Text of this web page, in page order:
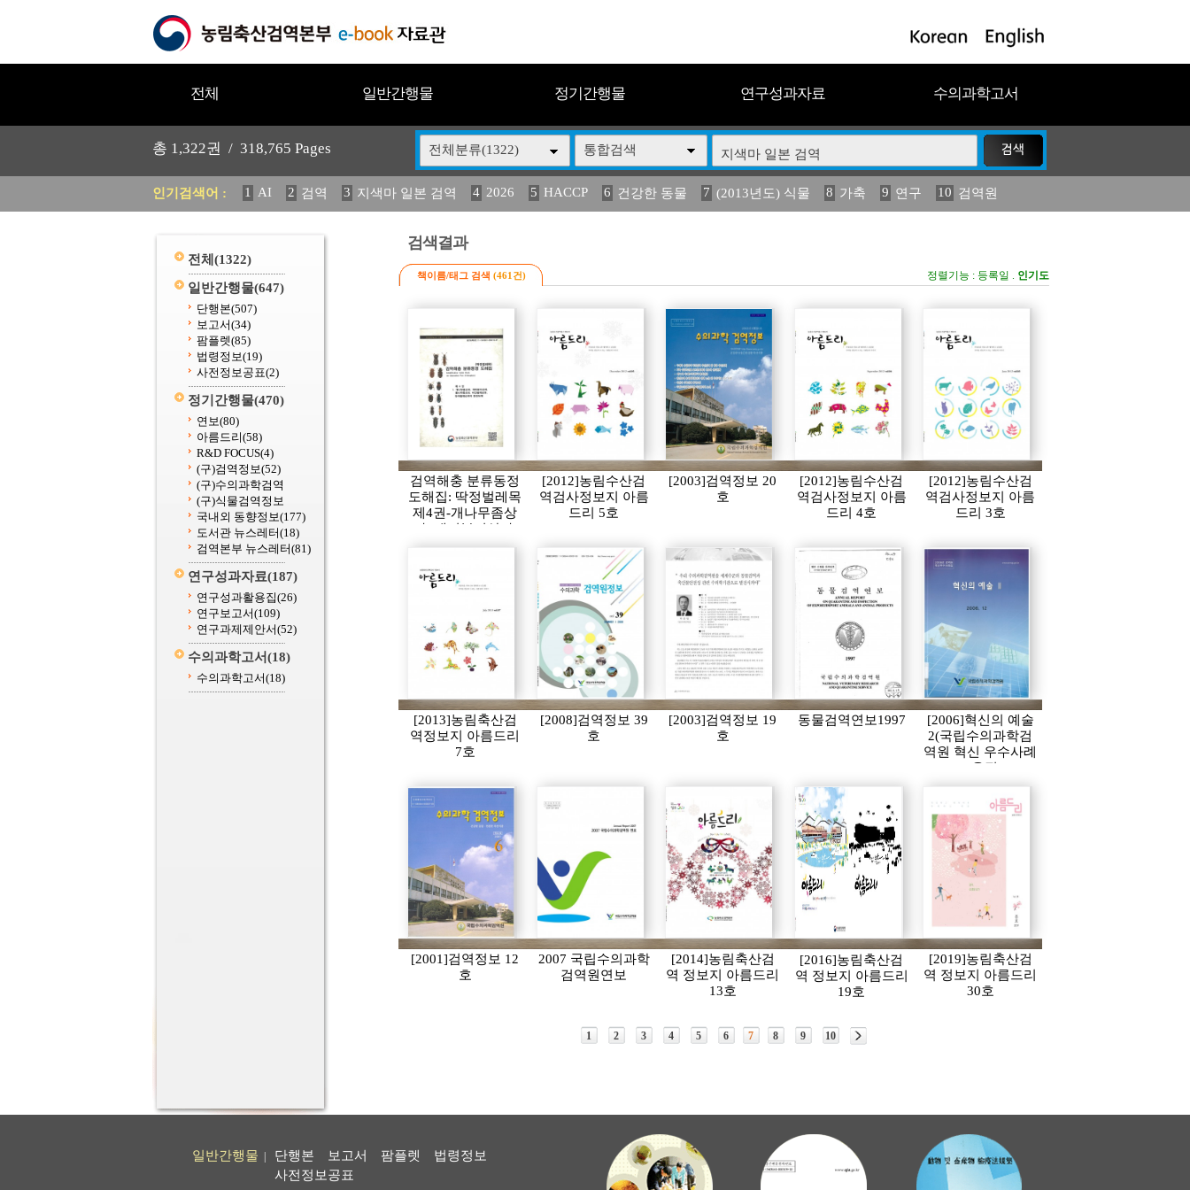
전체 일반간행물 정기간행물 연구성과자료 수의과학고서
총 1,322권 / 318,765 Pages 전체분류(1322) 통합검색
인기검색어 : 1 AI 2 검역 3 지색마 일본 검역 4 2026 5 HACCP 6 건강한 동물 7 (2013년도) 식물 8 가축 9 연구 10 검역원
11 2025 12 중독성 식물 도감 13 媛 異 14 (2013년도) 식 15 구제역 16 관리 17 연보 18 2023 19 농림수산
전체 (1322)
일반간행물(647)
단행본(507)
보고서(34)
팜플렛(85)
법령정보(19)
사전정보공표(2)
정기간행물(470)
연보(80)
아름드리(58)
R&D FOCUS(4)
(구)검역정보(52)
(구)수의과학검역
(구)식물검역정보
국내외 동향정보(177)
도서관 뉴스레터(18)
검역본부 뉴스레터(81)
연구성과자료(187)
연구성과활용집(26)
연구보고서(109)
연구과제제안서(52)
수의과학고서(18)
수의과학고서(18)
검색결과
책이름/태그 검색 (461건) 정렬기능 : 등록일 . 인기도
검역해충 분류동정
도해집: 딱정벌레목
제4권-개나무좀상
과, 개미붙이상과,
통나무좀상과, 비단
상과의 동정도해)
[2012]농림수산검
역검사정보지 아름
드리 5호
[2003]검역정보 20
호
[2012]농림수산검
역검사정보지 아름
드리 4호
[2012]농림수산검
역검사정보지 아름
드리 3호
[2013]농림축산검
역정보지 아름드리
7호
[2008]검역정보 39
호
[2003]검역정보 19
호
동물검역연보1997
[2006]혁신의 예술
2(국립수의과학검
역원 혁신 우수사례
모음집)
[2001]검역정보 12
호
2007 국립수의과학
검역원연보
[2014]농림축산검
역 정보지 아름드리
13호
[2016]농림축산검
역 정보지 아름드리
19호
[2019]농림축산검
역 정보지 아름드리
30호
1 2 3 4 5 6 7 8 9 10
일반간행물 단행본 보고서 팜플렛
법령정보
사전정보공표